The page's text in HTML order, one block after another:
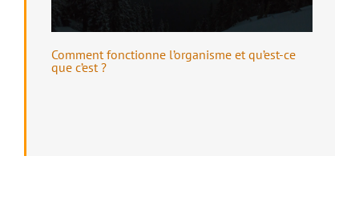
Comment fonctionne l’organisme et qu’est-ce
que c’est ?